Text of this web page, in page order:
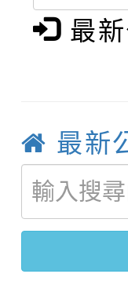
賽實
比賽
轉知
轉
畫影
劇比
表
轉知
敬師
【甄
學年
結果
【甄
學年
最新
最新